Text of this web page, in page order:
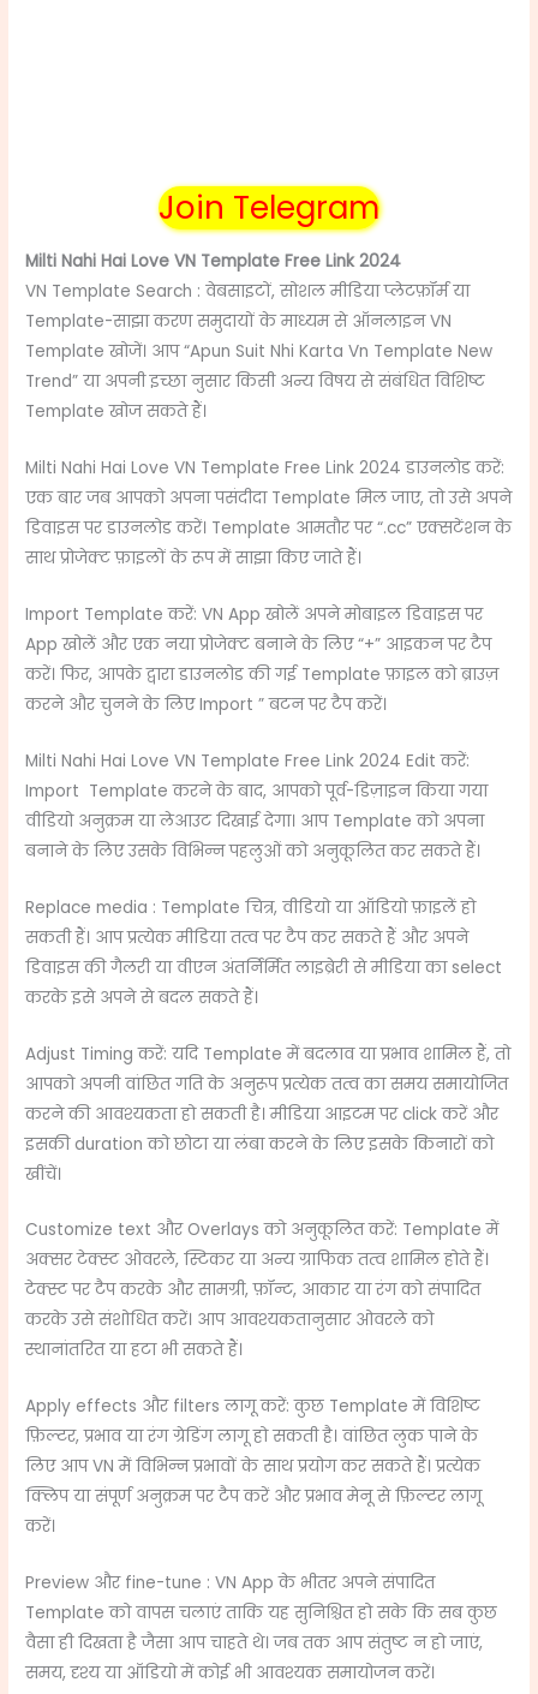
Join Telegram
Milti Nahi Hai Love VN Template Free Link 2024
VN Template Search : वेबसाइटों, सोशल मीडिया प्लेटफ़ॉर्म या
Template-साझा करण समुदायों के माध्यम से ऑनलाइन VN
Template खोजें। आप “Apun Suit Nhi Karta Vn Template New
Trend” या अपनी इच्छा नुसार किसी अन्य विषय से संबंधित विशिष्ट
Template खोज सकते हैं।
Milti Nahi Hai Love VN Template Free Link 2024 डाउनलोड करें:
एक बार जब आपको अपना पसंदीदा Template मिल जाए, तो उसे अपने
डिवाइस पर डाउनलोड करें। Template आमतौर पर “.cc” एक्सटेंशन के
साथ प्रोजेक्ट फ़ाइलों के रूप में साझा किए जाते हैं।
Import Template करें: VN App खोलें अपने मोबाइल डिवाइस पर
App खोलें और एक नया प्रोजेक्ट बनाने के लिए “+” आइकन पर टैप
करें। फिर, आपके द्वारा डाउनलोड की गई Template फ़ाइल को ब्राउज़
करने और चुनने के लिए Import ” बटन पर टैप करें।
Milti Nahi Hai Love VN Template Free Link 2024 Edit करें:
Import Template करने के बाद, आपको पूर्व-डिज़ाइन किया गया
वीडियो अनुक्रम या लेआउट दिखाई देगा। आप Template को अपना
बनाने के लिए उसके विभिन्न पहलुओं को अनुकूलित कर सकते हैं।
Replace media : Template चित्र, वीडियो या ऑडियो फ़ाइलें हो
सकती हैं। आप प्रत्येक मीडिया तत्व पर टैप कर सकते हैं और अपने
डिवाइस की गैलरी या वीएन अंतर्निर्मित लाइब्रेरी से मीडिया का select
करके इसे अपने से बदल सकते हैं।
Adjust Timing करें: यदि Template में बदलाव या प्रभाव शामिल हैं, तो
आपको अपनी वांछित गति के अनुरूप प्रत्येक तत्व का समय समायोजित
करने की आवश्यकता हो सकती है। मीडिया आइटम पर click करें और
इसकी duration को छोटा या लंबा करने के लिए इसके किनारों को
खींचें।
Customize text और Overlays को अनुकूलित करें: Template में
अक्सर टेक्स्ट ओवरले, स्टिकर या अन्य ग्राफिक तत्व शामिल होते हैं।
टेक्स्ट पर टैप करके और सामग्री, फ़ॉन्ट, आकार या रंग को संपादित
करके उसे संशोधित करें। आप आवश्यकतानुसार ओवरले को
स्थानांतरित या हटा भी सकते हैं।
Apply effects और filters लागू करें: कुछ Template में विशिष्ट
फ़िल्टर, प्रभाव या रंग ग्रेडिंग लागू हो सकती है। वांछित लुक पाने के
लिए आप VN में विभिन्न प्रभावों के साथ प्रयोग कर सकते हैं। प्रत्येक
क्लिप या संपूर्ण अनुक्रम पर टैप करें और प्रभाव मेनू से फ़िल्टर लागू
करें।
Preview और fine-tune : VN App के भीतर अपने संपादित
Template को वापस चलाएं ताकि यह सुनिश्चित हो सके कि सब कुछ
वैसा ही दिखता है जैसा आप चाहते थे। जब तक आप संतुष्ट न हो जाएं,
समय, दृश्य या ऑडियो में कोई भी आवश्यक समायोजन करें।